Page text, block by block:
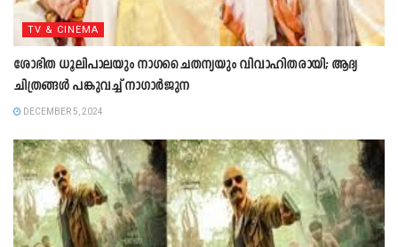
TV & CINEMA
ശോഭിത ധൂലിപാലയും നാഗചൈതന്യയും വിവാഹിതരായി; ആദ്യ
ചിത്രങ്ങള്‍ പങ്കുവച്ച് നാഗാര്‍ജുന
DECEMBER 5, 2024